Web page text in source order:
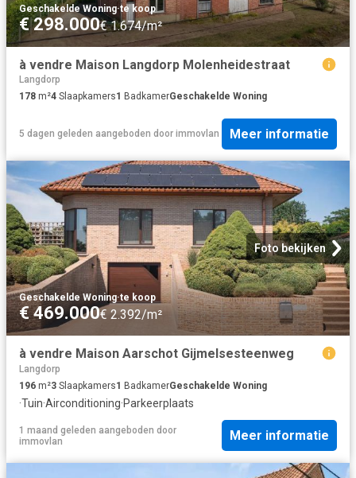
Geschakelde Woning·te koop
€ 298.000€ 1.674/m²
à vendre Maison Langdorp Molenheidestraat
Langdorp
178 m²4 Slaapkamers1 BadkamerGeschakelde Woning
5 dagen geleden aangeboden door immovlan Meer informatie
Foto bekijken
Geschakelde Woning·te koop
€ 469.000€ 2.392/m²
à vendre Maison Aarschot Gijmelsesteenweg
Langdorp
196 m²3 Slaapkamers1 BadkamerGeschakelde Woning
·Tuin·Airconditioning·Parkeerplaats
1 maand geleden aangeboden door
immovlan
Meer informatie